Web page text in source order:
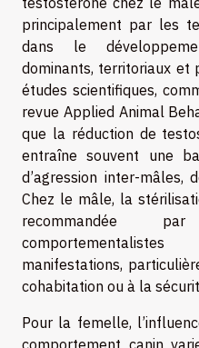
principalement par les
dans le
dominants, territoriaux et
études scientifiques,
revue Applied Animal
que la réduction de
entraîne souvent une
d’agression inter-mâles,
Chez le mâle, la
recommandée
manifestations,
cohabitation ou à la
Pour la femelle,
comportement canin